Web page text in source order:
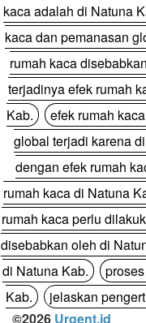
kaca adalah di Natuna
kaca dan pemanasan
rumah kaca
terjadinya efek rumah
Kab.
efek rumah
global terjadi karena
dengan efek rumah
rumah kaca di Natuna
rumah kaca perlu
disebabkan oleh di
di Natuna Kab.
Kab.
jelaskan
©2026 Urgent.id